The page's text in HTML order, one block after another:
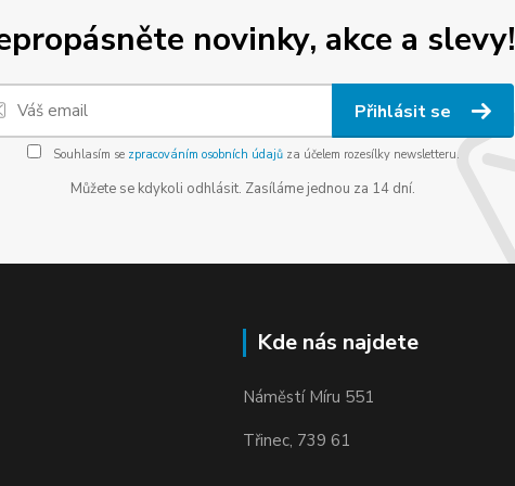
novinky, akce a slevy!
Přihlásit se
Souhlasím se zpracováním osobních údajůza účelem rozesílky newsletteru.
Můžete se kdykoli odhlásit. Zasíláme jednou za 14 dní.
Kde nás najdete
Náměstí Míru 551
Třinec, 739 61